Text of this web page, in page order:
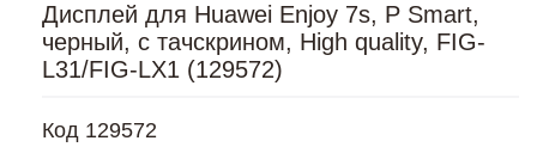
Дисплей для Huawei Enjoy 7s, P Smart,
черный, с тачскрином, High quality, FIG-
L31/FIG-LX1 (129572)
Код 129572